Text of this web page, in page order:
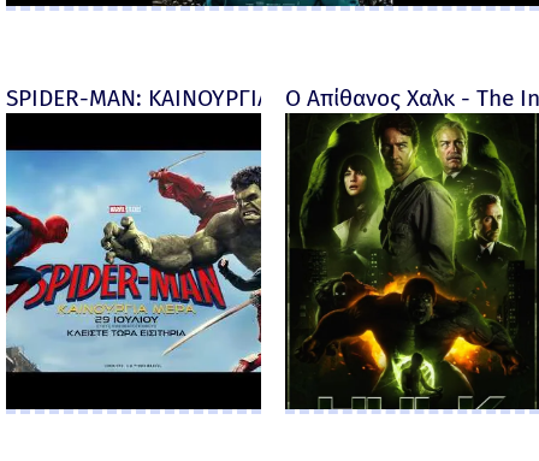
SPIDER-MAN: ΚΑΙΝΟΥΡΓΙΑ ΜΕΡΑ (Spider-Man:
Ο Απίθανος Χαλκ - The